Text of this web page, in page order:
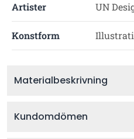
Artister UN
Konstform
Materialbeskrivning
Kundomdömen